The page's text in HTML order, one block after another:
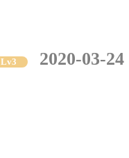
Lv3
2020-03-